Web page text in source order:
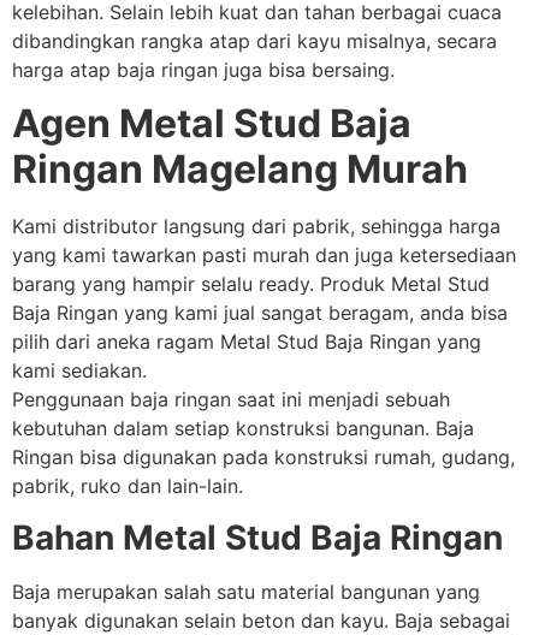
kelebihan. Selain lebih kuat dan tahan berbagai cuaca
dibandingkan rangka atap dari kayu misalnya, secara
harga atap baja ringan juga bisa bersaing.
Agen Metal Stud Baja
Ringan Magelang Murah
Kami distributor langsung dari pabrik, sehingga harga
yang kami tawarkan pasti murah dan juga ketersediaan
barang yang hampir selalu ready. Produk Metal Stud
Baja Ringan yang kami jual sangat beragam, anda bisa
pilih dari aneka ragam Metal Stud Baja Ringan yang
kami sediakan.
Penggunaan baja ringan saat ini menjadi sebuah
kebutuhan dalam setiap konstruksi bangunan. Baja
Ringan bisa digunakan pada konstruksi rumah, gudang,
pabrik, ruko dan lain-lain.
Bahan Metal Stud Baja Ringan
Baja merupakan salah satu material bangunan yang
banyak digunakan selain beton dan kayu. Baja sebagai